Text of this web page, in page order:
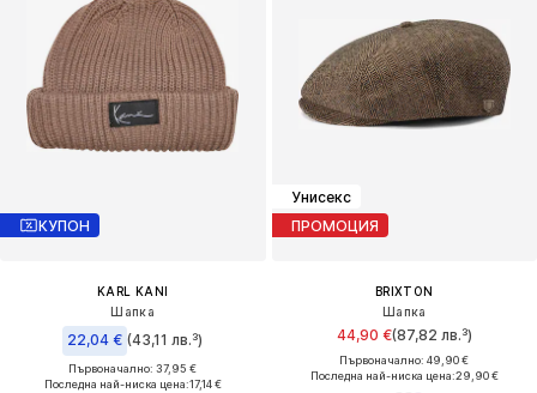
КУПОН
KARL KANI
Шапка
22,04 € (43,11 лв.³)
Първоначално: 37,95 €
Последна най-ниска цена:17,14 €
Унисекс
ПРОМОЦИЯ
BRIXTON
Шапка
44,90 €(87,82 лв.³)
Първоначално: 49,90 €
Последна най-ниска цена:29,90 €